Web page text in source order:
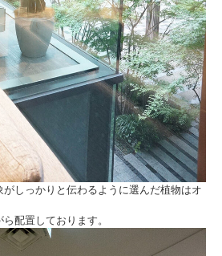
しっかりと伝わるように選んだ植物はオ
配置しております。